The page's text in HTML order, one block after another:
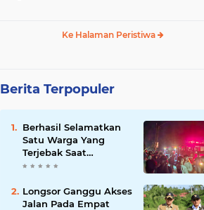
Ke Halaman Peristiwa
Berita Terpopuler
Berhasil Selamatkan
Satu Warga Yang
Terjebak Saat
Kebakaran
Longsor Ganggu Akses
Jalan Pada Empat